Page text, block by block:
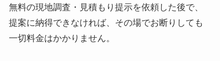
無料の現地調査・見積もり提示を依頼した後で、
提案に納得できなければ、その場でお断りしても
一切料金はかかりません。